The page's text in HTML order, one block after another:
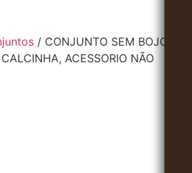
/ CONJUNTO SEM BOJO
ACESSORIO NÃO